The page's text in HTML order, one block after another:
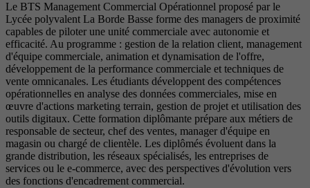
Le BTS Management Commercial Opérationnel proposé par le
Lycée polyvalent La Borde Basse forme des managers de proximité
capables de piloter une unité commerciale avec autonomie et
efficacité. Au programme : gestion de la relation client, management
d'équipe commerciale, animation et dynamisation de l'offre,
développement de la performance commerciale et techniques de
vente omnicanales. Les étudiants développent des compétences
opérationnelles en analyse des données commerciales, mise en
œuvre d'actions marketing terrain, gestion de projet et utilisation des
outils digitaux. Cette formation diplômante prépare aux métiers de
responsable de secteur, chef des ventes, manager d'équipe en
magasin ou chargé de clientèle. Les diplômés évoluent dans la
grande distribution, les réseaux spécialisés, les entreprises de
services ou le e-commerce, avec des perspectives d'évolution vers
des fonctions d'encadrement commercial.